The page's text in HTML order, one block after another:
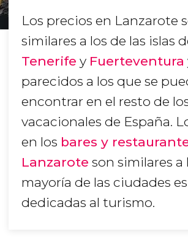
Los precios en Lanzarote
similares a los de las islas
Tenerife y Fuerteventura
parecidos a los que se
encontrar en el resto de
vacacionales de España.
en los bares y
Lanzarote son similares a
mayoría de las ciudades
dedicadas al turismo.